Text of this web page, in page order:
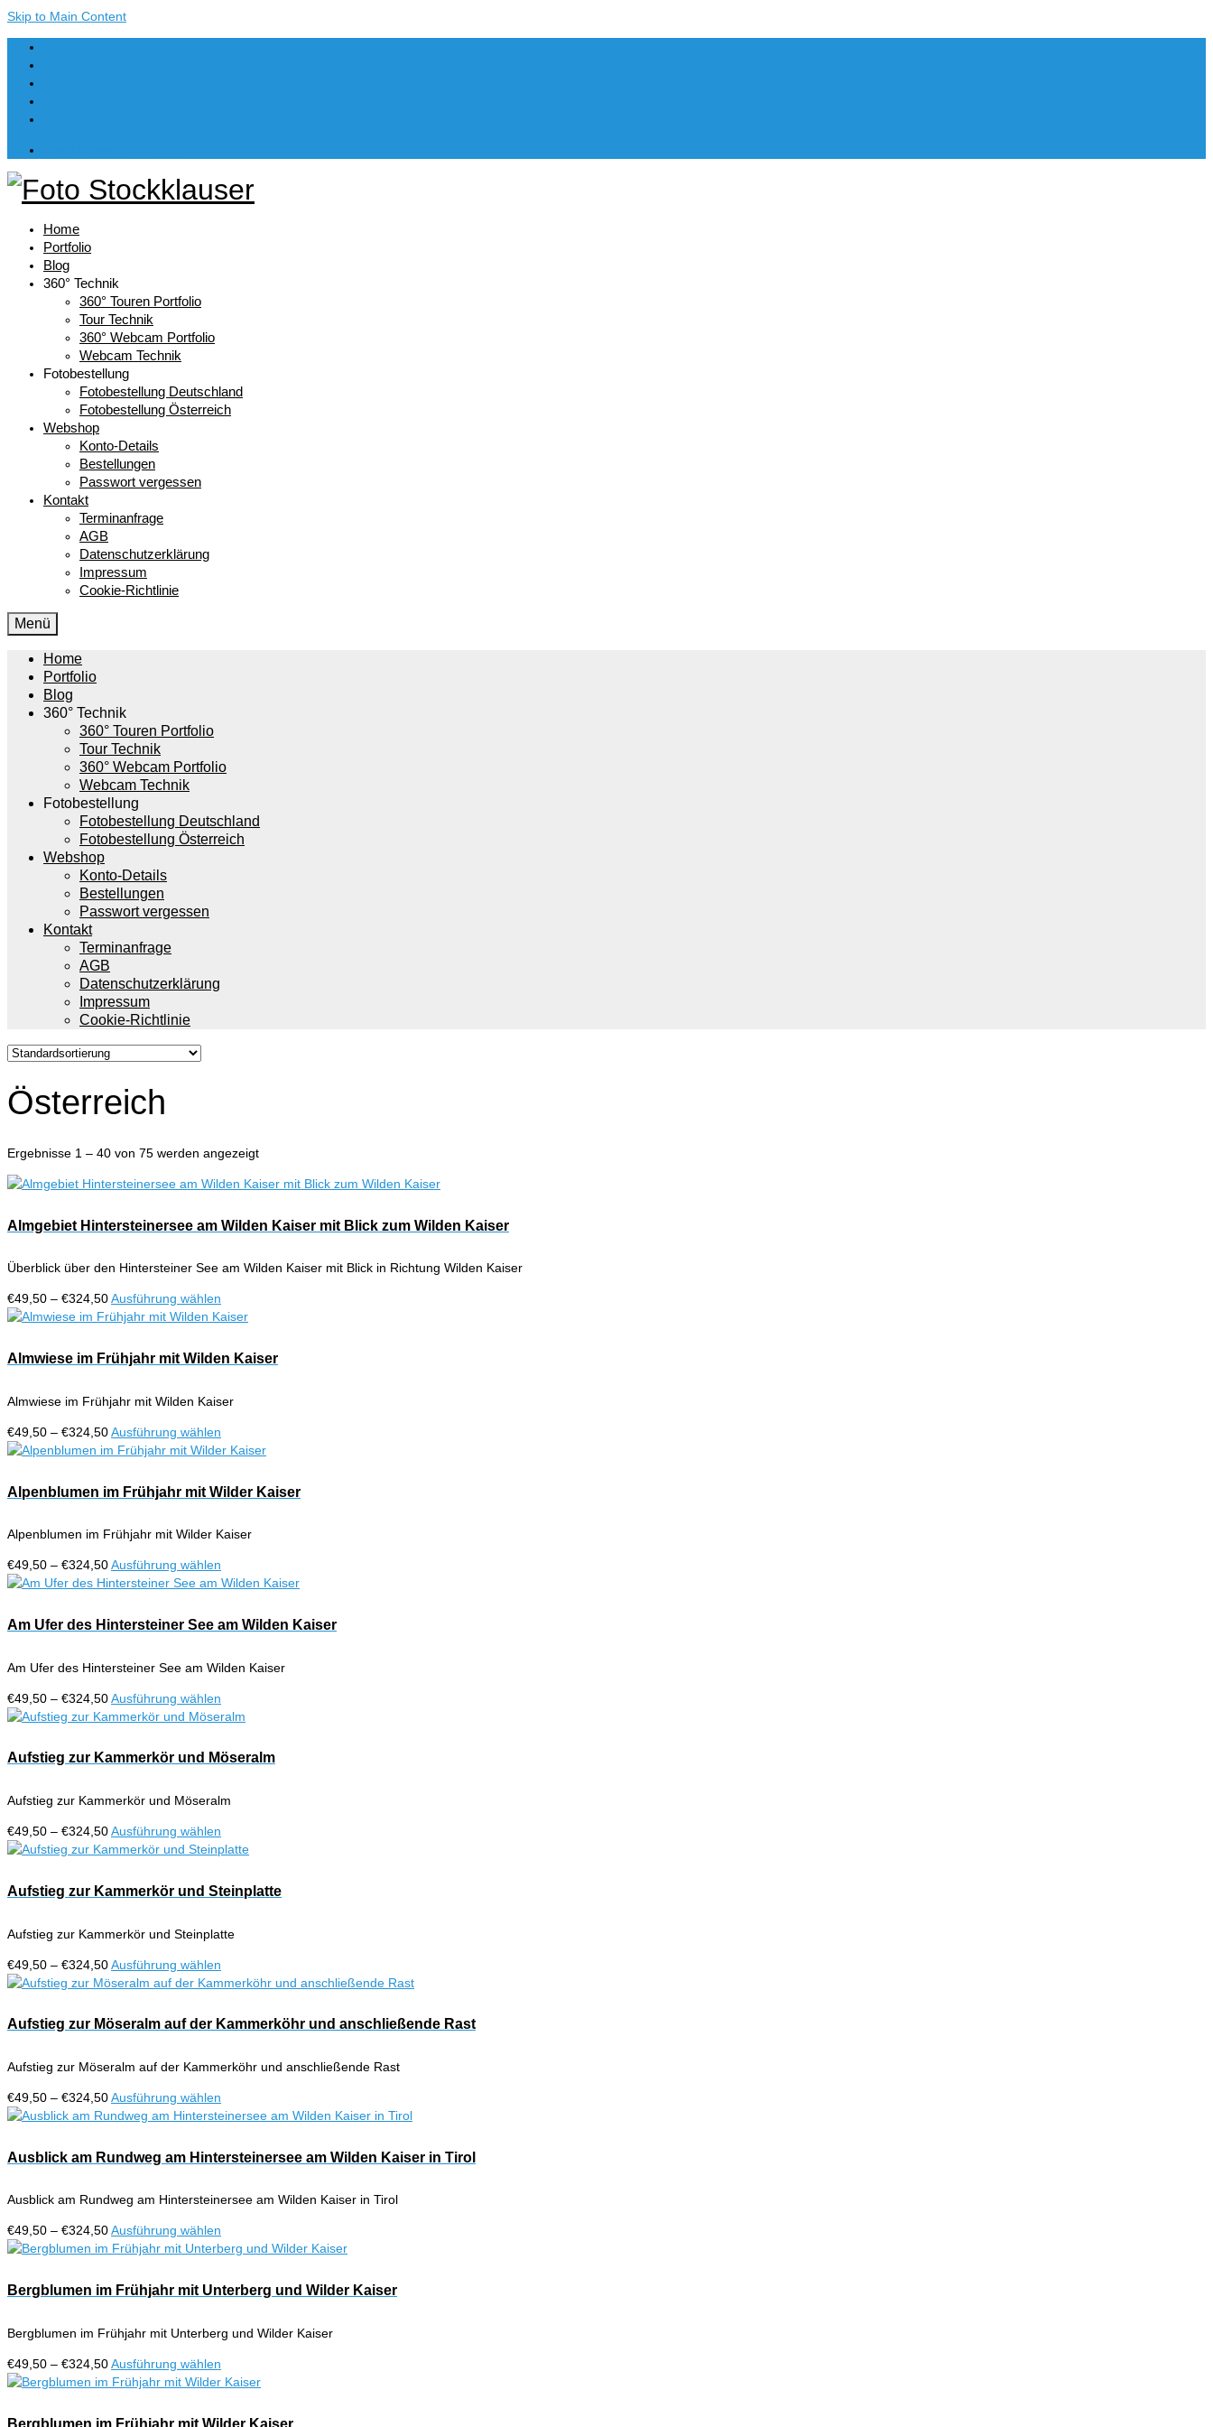
Skip to Main Content
Home
Portfolio
Blog
360° Technik
360° Touren Portfolio
Tour Technik
360° Webcam Portfolio
Webcam Technik
Fotobestellung
Fotobestellung Deutschland
Fotobestellung Österreich
Webshop
Konto-Details
Bestellungen
Passwort vergessen
Kontakt
Terminanfrage
AGB
Datenschutzerklärung
Impressum
Cookie-Richtlinie
Menü
Home
Portfolio
Blog
360° Technik
360° Touren Portfolio
Tour Technik
360° Webcam Portfolio
Webcam Technik
Fotobestellung
Fotobestellung Deutschland
Fotobestellung Österreich
Webshop
Konto-Details
Bestellungen
Passwort vergessen
Kontakt
Terminanfrage
AGB
Datenschutzerklärung
Impressum
Cookie-Richtlinie
Österreich
Ergebnisse 1 – 40 von 75 werden angezeigt
Almgebiet Hintersteinersee am Wilden Kaiser mit Blick zum Wilden Kaiser
Überblick über den Hintersteiner See am Wilden Kaiser mit Blick in Richtung Wilden Kaiser
€49,50 – €324,50Preisspanne:
€49,50
€324,50
Ausführung wählen
Produkt
mehrere
Varianten
Die
können
auf
Produktseite
werden
Almwiese im Frühjahr mit Wilden Kaiser
Almwiese im Frühjahr mit Wilden Kaiser
€49,50 – €324,50Preisspanne:
€49,50
€324,50
Ausführung wählen
Produkt
mehrere
Varianten
Die
können
auf
Produktseite
werden
Alpenblumen im Frühjahr mit Wilder Kaiser
Alpenblumen im Frühjahr mit Wilder Kaiser
€49,50 – €324,50Preisspanne:
€49,50
€324,50
Ausführung wählen
Produkt
mehrere
Varianten
Die
können
auf
Produktseite
werden
Am Ufer des Hintersteiner See am Wilden Kaiser
Am Ufer des Hintersteiner See am Wilden Kaiser
€49,50 – €324,50Preisspanne:
€49,50
€324,50
Ausführung wählen
Produkt
mehrere
Die
können
auf
Produktseite
werden
Aufstieg zur Kammerkör und Möseralm
Aufstieg zur Kammerkör und Möseralm
€49,50 – €324,50Preisspanne:
€49,50
€324,50
Ausführung wählen
Produkt
mehrere
Varianten
Die
können
auf
Produktseite
werden
Aufstieg zur Kammerkör und Steinplatte
Aufstieg zur Kammerkör und Steinplatte
€49,50 – €324,50Preisspanne:
€49,50
€324,50
Ausführung wählen
Produkt
mehrere
Varianten
Die
können
auf
Produktseite
werden
Aufstieg zur Möseralm auf der Kammerköhr und anschließende Rast
Aufstieg zur Möseralm auf der Kammerköhr und anschließende Rast
€49,50 – €324,50Preisspanne:
€49,50
€324,50
Ausführung wählen
Produkt
mehrere
Varianten
Die
können
auf
Produktseite
werden
Ausblick am Rundweg am Hintersteinersee am Wilden Kaiser in Tirol
Ausblick am Rundweg am Hintersteinersee am Wilden Kaiser in Tirol
€49,50 – €324,50Preisspanne:
€49,50
€324,50
Ausführung wählen
Produkt
mehrere
Varianten
Die
können
auf
Bergblumen im Frühjahr mit Unterberg und Wilder Kaiser
Bergblumen im Frühjahr mit Unterberg und Wilder Kaiser
€49,50 – €324,50Preisspanne:
€49,50
€324,50
Ausführung wählen
Produkt
mehrere
Bergblumen im Frühjahr mit Wilder Kaiser